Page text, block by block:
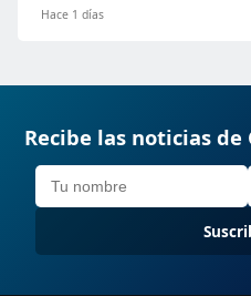
Hace 1 días
Recibe las noticias